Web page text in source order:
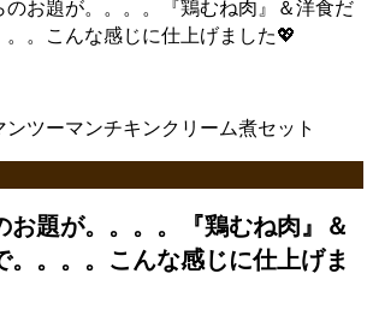
のお題が。。。。『鶏むね肉』＆洋食だ
。。こんな感じに仕上げました💖
お題が。。。。『鶏むね肉』＆
。。。。こんな感じに仕上げま